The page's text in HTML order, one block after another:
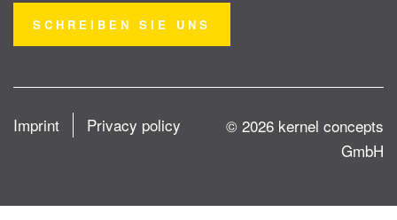
SCHREIBEN SIE UNS
Imprint Privacy policy
© 2026 kernel concepts
GmbH